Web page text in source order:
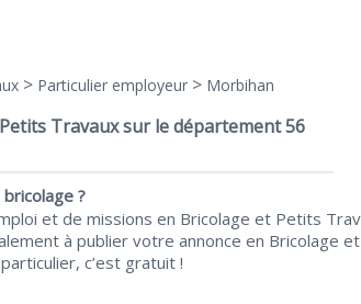
> Particulier employeur > Morbihan
Travaux sur le département 56
?
et de missions en Bricolage et Petits
à publier votre annonce en Bricolage et
c’est gratuit !